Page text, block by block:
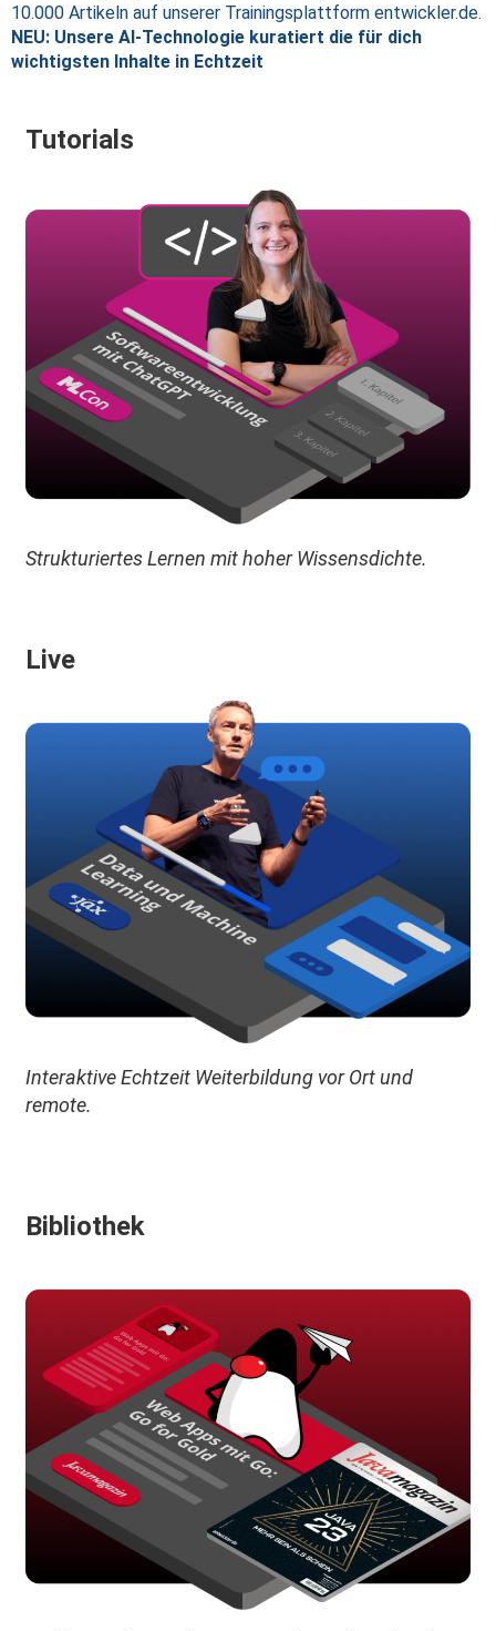
10.000 Artikeln auf unserer Trainingsplattform entwickler.de.
NEU: Unsere AI-Technologie kuratiert die für dich
wichtigsten Inhalte in Echtzeit
Tutorials
Strukturiertes Lernen mit hoher Wissensdichte.
Live
Interaktive Echtzeit Weiterbildung vor Ort und
remote.
Bibliothek